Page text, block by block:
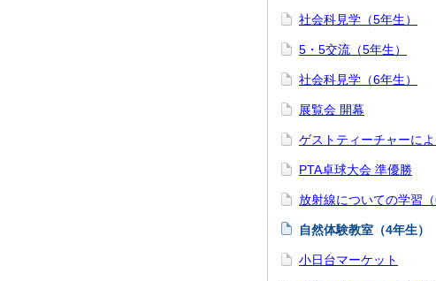
社会科見学（5年生）
5・5交流（5年生）
社会科見学（6年生）
展覧会 開幕
ゲストティーチャーに
PTA卓球大会 準優勝
放射線についての学習（
自然体験教室（4年生）
小日台マーケット